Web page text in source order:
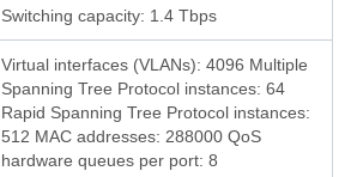
Switching capacity: 1.4 Tbps
Virtual interfaces (VLANs): 4096 Multiple
Spanning Tree Protocol instances: 64
Rapid Spanning Tree Protocol instances:
512 MAC addresses: 288000 QoS
hardware queues per port: 8